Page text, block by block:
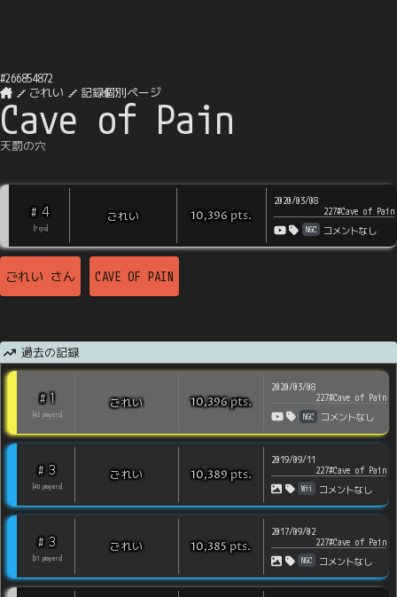
#266854872
ごれい
記録個別ページ
Cave of Pain
天罰の穴
# 4
? rps]
ごれい 10,396 pts.
2020/03/08
227#Cave of Pain
NGC コメントなし
ごれい さん CAVE OF PAIN
過去の記録
# 1
42 players
ごれい 10,396pts.
2020/03/08
227#Cave of Pain
NGC コメントなし
# 3
40 players
ごれい 10,389 pts.
2019/09/11
227#Cave of Pain
Wii コメントなし
# 3
31 players
ごれい 10,385 pts.
2017/09/02
227#Cave of Pain
NGC コメントなし